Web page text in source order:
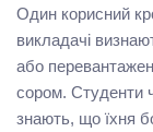
Один корисний
викладачі
або
сором. Студенти
знають, що їхня